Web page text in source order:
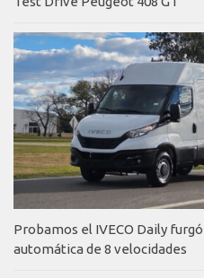
Probamos el IVECO Daily
automática de 8 velocidades